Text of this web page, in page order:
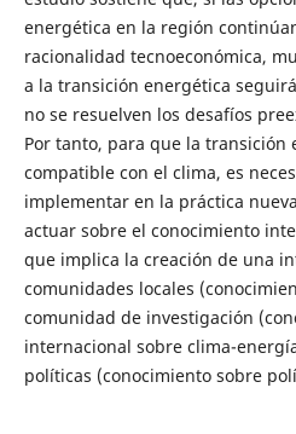
energética en la región
racionalidad tecnoeconómica,
a la transición energética
no se resuelven los desafíos
Por tanto, para que la transición
compatible con el clima, es
implementar en la práctica
actuar sobre el conocimiento
que implica la creación de una
comunidades locales
comunidad de investigación
internacional sobre clima-
políticas (conocimiento sobre